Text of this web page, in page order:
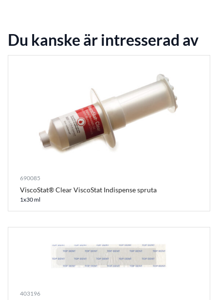
Du kanske är intresserad av
690085
ViscoStat® Clear ViscoStat Indispense spruta
1x30 ml
403196